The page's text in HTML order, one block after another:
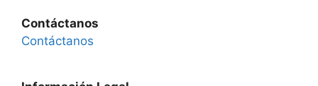
Contáctanos
Contáctanos